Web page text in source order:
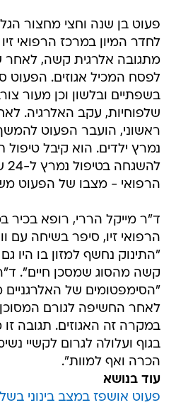
פעוט בן שנה וחצי מחצור
לחדר המיון במרכז הרפואי
מתגובה אלרגית קשה,
לפסח המכיל אגוזים. הפעוט
בשפתיים ובלשון וכן מעור
שלפוחיות, עקב האלרגיה.
ראשוני, הועבר הפעוט
נמרץ ילדים. הוא קיבל
הרפואי - מצבו של הפעוט
ד"ר מייקל הררי, רופא בכיר
הרפואי זיו, סיפר בשיחה עם
"התינוק נחשף למזון בו היו
קשה מהסוג שמסכן חיים".
"הסימפטומים של האלרגניים
לאחר החשיפה לגורם
במקרה זה האגוזים. תגובה
בגוף ועלולה לגרום לקשיי
הכרה ואף למוות".
עוד בנושא
פעוט אושפז במצב בינוני